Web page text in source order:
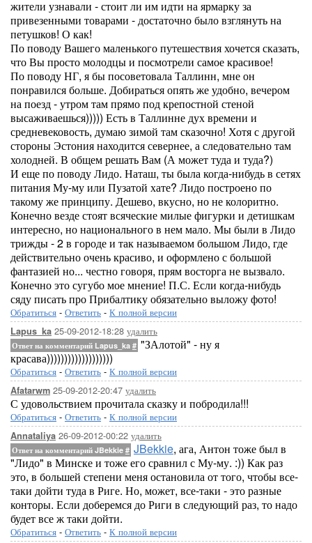
жители узнавали - стоит ли им идти на ярмарку за
привезенными товарами - достаточно было взглянуть на
петушков! О как!
По поводу Вашего маленького путешествия хочется сказать,
что Вы просто молодцы и посмотрели самое красивое!
По поводу НГ, я бы посоветовала Таллинн, мне он
понравился больше. Добираться опять же удобно, вечером
на поезд - утром там прямо под крепостной стеной
высаживаешься))))) Есть в Таллинне дух времени и
средневековость, думаю зимой там сказочно! Хотя с другой
стороны Эстония находится севернее, а следовательно там
холодней. В общем решать Вам (А может туда и туда?)
И еще по поводу Лидо. Наташ, ты была когда-нибудь в сетях
питания Му-му или Пузатой хате? Лидо построено по
такому же принципу. Дешево, вкусно, но не колоритно.
Конечно везде стоят всяческие милые фигурки и детишкам
интересно, но национального в нем мало. Мы были в Лидо
трижды - 2 в городе и так называемом большом Лидо, где
действительно очень красиво, и оформлено с большой
фантазией но... честно говоря, прям восторга не вызвало.
Конечно это сугубо мое мнение! П.С. Если когда-нибудь
сяду писать про Прибалтику обязательно выложу фото!
Обратиться - Ответить - К полной версии
Lapus_ka 25-09-2012-18:28 удалить
Ответ на комментарий Lapus_ka # "ЗАлотой" - ну я
красава)))))))))))))))))))
Обратиться - Ответить - К полной версии
Afatarwm 25-09-2012-20:47 удалить
С удовольствием прочитала сказку и побродила!!!
Обратиться - Ответить - К полной версии
Annataliya 26-09-2012-00:22 удалить
Ответ на комментарий JBekkie # JBekkie, ага, Антон тоже был в
"Лидо" в Минске и тоже его сравнил с Му-му. :)) Как раз
это, в большей степени меня остановила от того, чтобы все-
таки дойти туда в Риге. Но, может, все-таки - это разные
конторы. Если доберемся до Риги в следующий раз, то надо
будет все ж таки дойти.
Обратиться - Ответить - К полной версии